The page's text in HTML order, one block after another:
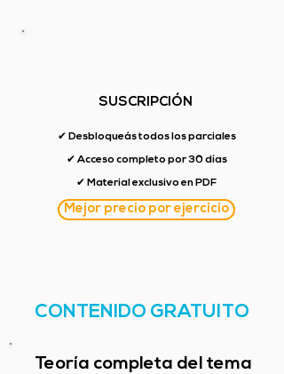
SUSCRIPCIÓN
✔ Desbloqueás todos los parciales
✔ Acceso completo por 30 días
✔ Material exclusivo en PDF
Mejor precio por ejercicio
CONTENIDO GRATUITO
Teoría completa del tema